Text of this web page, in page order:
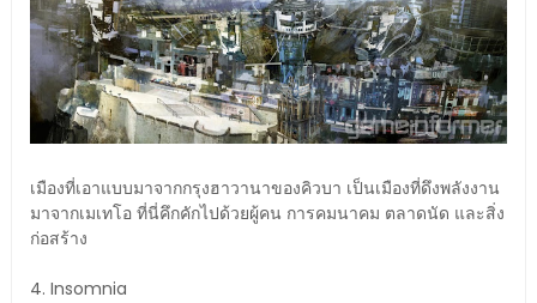
เมืองที่เอาแบบมาจากกรุงฮาวานาของคิวบา เป็นเมืองที่ดึงพลังงาน
มาจากเมเทโอ ที่นี่คึกคักไปด้วยผู้คน การคมนาคม ตลาดนัด และสิ่ง
ก่อสร้าง
4. Insomnia